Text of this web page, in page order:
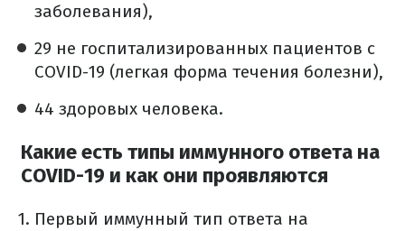
заболевания),
29 не госпитализированных пациентов с
COVID-19 (легкая форма течения болезни),
44 здоровых человека.
Какие есть типы иммунного ответа на
COVID-19 и как они проявляются
Первый иммунный тип ответа на